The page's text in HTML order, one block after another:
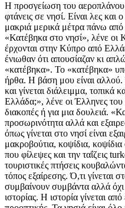
Η προσγείωση του αεροπλάνου
φτάνεις σε νησί. Είναι λες και
μακριά μερικά μέτρα πάνω
«Κατέβηκα στο νησί», λένε οι
έρχονται στην Κύπρο από
ένιωθαν ότι απουσίαζαν κι
«κατέβηκα». Το «κατέβηκα»
ήρθα. Η βάση μου είναι αλλού.
και γίνεται διάλειμμα, τοπικά
Ελλάδα;», λένε οι Έλληνες
διακοπές ή για μια δουλειά.
προσωρινότητα αλλά και
όπως γίνεται στο νησί είναι
μακροβούτια, κοψίδια,
που φίλεψες και την ταΐζεις
τουριστικές πτήσεις
τόπος εξαίρεσης. Ό,τι γίνεται
συμβαίνουν συμβάντα αλλά όχι
ιστορίας. Η ιστορία γίνεται